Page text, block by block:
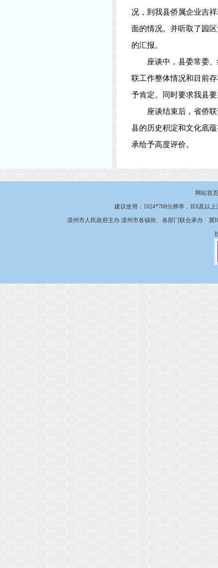
况，到我县侨属企业吉
面的情况。并听取了园
的汇报。
座谈中，县委常委
联工作整体情况和目前
予肯定。同时要求我县
座谈结束后，省侨
县的历史积淀和文化底
承给予高度评价。
网站首页
建议使用：1024*768分辨率，IE8及以
滦州市人民政府主办 滦州市各镇街、各部门联合承办 冀